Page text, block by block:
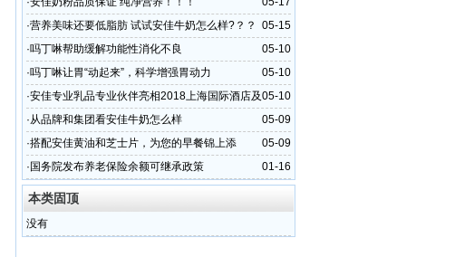
05-15
·营养美味还要低脂肪 试试安佳牛奶怎么样?？？
05-10
·吗丁啉帮助缓解功能性消化不良
05-10
·吗丁啉让胃“动起来”，科学增强胃动力
05-10
·安佳专业乳品专业伙伴亮相2018上海国际酒店及
餐饮博览会
05-09
·从品牌和集团看安佳牛奶怎么样
05-09
·搭配安佳黄油和芝士片，为您的早餐锦上添
花！！
01-16
· 国务院发布养老保险余额可继承政策
本类固顶
没有